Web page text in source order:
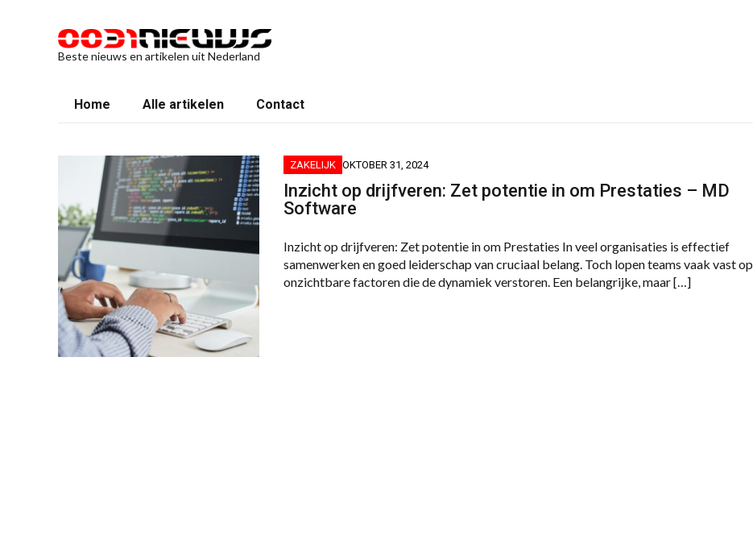
Beste nieuws en artikelen uit Nederland
Home Alle artikelen Contact
ZAKELIJK OKTOBER 31, 2024
Inzicht op drijfveren: Zet potentie in om Prestaties – MD
Software
Inzicht op drijfveren: Zet potentie in om Prestaties In veel organisaties is effectief
samenwerken en goed leiderschap van cruciaal belang. Toch lopen teams vaak vast op
onzichtbare factoren die de dynamiek verstoren. Een belangrijke, maar […]